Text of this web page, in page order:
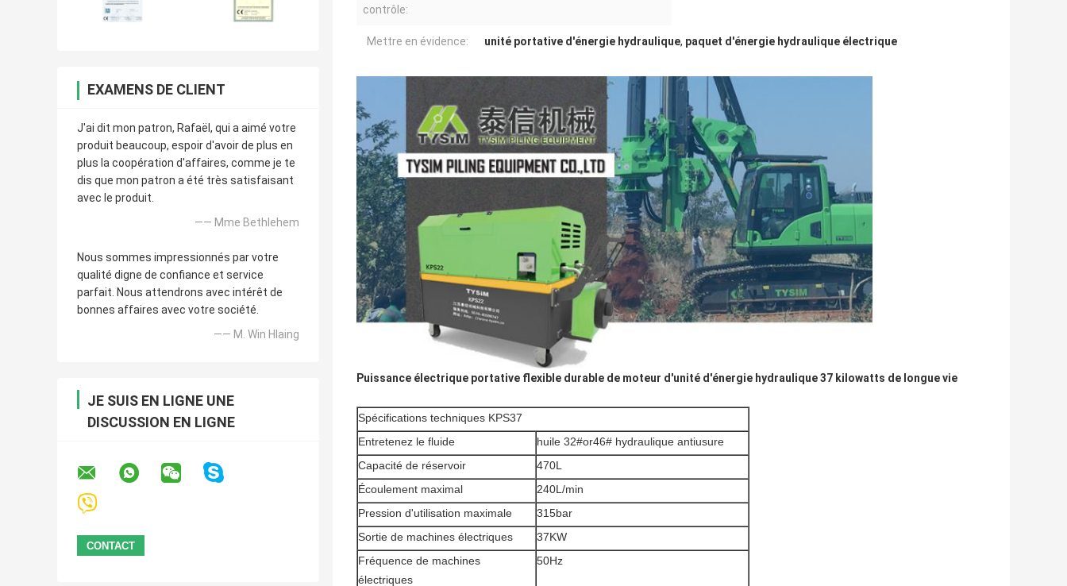
EXAMENS DE CLIENT
J'ai dit mon patron, Rafaël, qui a aimé votre
produit beaucoup, espoir d'avoir de plus en
plus la coopération d'affaires, comme je te
dis que mon patron a été très satisfaisant
avec le produit.
—— Mme Bethlehem
Nous sommes impressionnés par votre
qualité digne de confiance et service
parfait. Nous attendrons avec intérêt de
bonnes affaires avec votre société.
—— M. Win Hlaing
JE SUIS EN LIGNE UNE
DISCUSSION EN LIGNE
contrôle:
Mettre en évidence: unité portative d'énergie hydraulique, paquet d'énergie hydraulique électrique
Puissance électrique portative flexible durable de moteur d'unité d'énergie hydraulique 37 kilowatts de longue vie
Spécifications techniques KPS37
Entretenez le fluide
huile 32#or46# hydraulique antiusure
Capacité de réservoir
470L
Écoulement maximal
240L/min
Pression d'utilisation maximale
315bar
Sortie de machines électriques
37KW
Fréquence de machines
électriques
50Hz